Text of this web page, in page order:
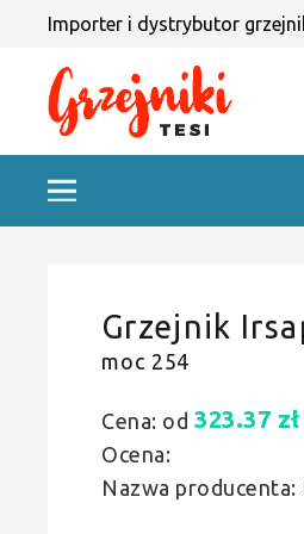
Importer i dystrybutor
Grzejnik
moc 254
Cena: od 323.37 zł
Ocena:
Nazwa producenta: